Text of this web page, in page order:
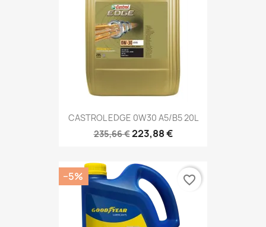
CASTROL EDGE 0W30 A5/B5 20L
235,66 €223,88 €
−5% favorite_border